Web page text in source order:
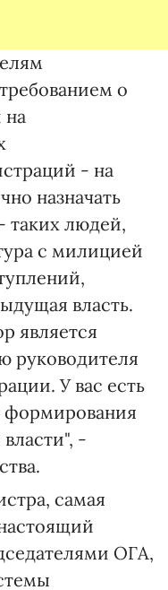
о
на
- на
назначать
таких людей,
с милицией
власть.
является
руководителя
У вас есть
формирования
-
самая
ОГА,